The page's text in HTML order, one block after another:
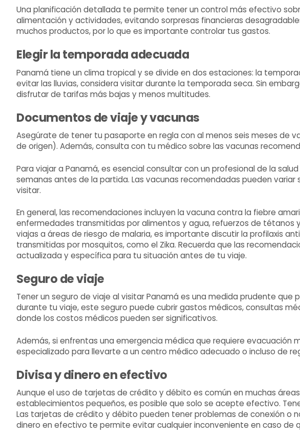
Una planificación detallada te permite tener un control más efectivo
alimentación y actividades, evitando sorpresas financieras
muchos productos, por lo que es importante controlar tus gastos.
Elegir la temporada adecuada
Panamá tiene un clima tropical y se divide en dos estaciones: la
evitar las lluvias, considera visitar durante la temporada seca. Sin
disfrutar de tarifas más bajas y menos multitudes.
Documentos de viaje y vacunas
Asegúrate de tener tu pasaporte en regla con al menos seis meses de
de origen). Además, consulta con tu médico sobre las vacunas
Para viajar a Panamá, es esencial consultar con un profesional de la
semanas antes de la partida. Las vacunas recomendadas pueden
visitar.
En general, las recomendaciones incluyen la vacuna contra la fiebre
enfermedades transmitidas por alimentos y agua, refuerzos de tétanos
viajas a áreas de riesgo de malaria, es importante discutir la profilaxis
transmitidas por mosquitos, como el Zika. Recuerda que las
actualizada y específica para tu situación antes de tu viaje.
Seguro de viaje
Tener un seguro de viaje al visitar Panamá es una medida prudente
durante tu viaje, este seguro puede cubrir gastos médicos, consultas
donde los costos médicos pueden ser significativos.
Además, si enfrentas una emergencia médica que requiere
especializado para llevarte a un centro médico adecuado o incluso de
Divisa y dinero en efectivo
Aunque el uso de tarjetas de crédito y débito es común en muchas
establecimientos pequeños, es posible que solo se acepte efectivo.
Las tarjetas de crédito y débito pueden tener problemas de conexión o
dinero en efectivo te permite evitar cualquier inconveniente en caso de